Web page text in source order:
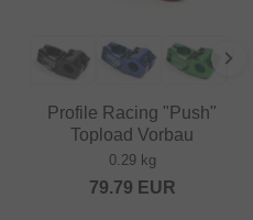
Profile Racing "Push"
Topload Vorbau
0.29 kg
79.79 EUR